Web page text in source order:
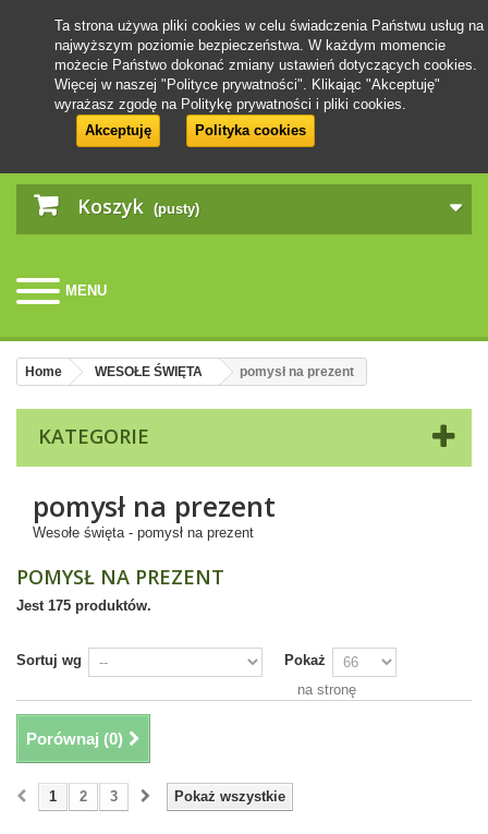
Koszyk (pusty)
MENU
Ta strona używa pliki cookies w celu świadczenia Państwu usług na
najwyższym poziomie bezpieczeństwa. W każdym momencie
możecie Państwo dokonać zmiany ustawień dotyczących cookies.
Więcej w naszej "Polityce prywatności". Klikając "Akceptuję"
wyrażasz zgodę na Politykę prywatności i pliki cookies.
Akceptuję
Polityka cookies
Home WESOŁE ŚWIĘTA pomysł na prezent
KATEGORIE
pomysł na prezent
Wesołe święta - pomysł na prezent
POMYSŁ NA PREZENT
Jest 175 produktów.
Sortuj wg
Pokaż
na stronę
Porównaj (0)
Pokaż wszystkie
1 2 3